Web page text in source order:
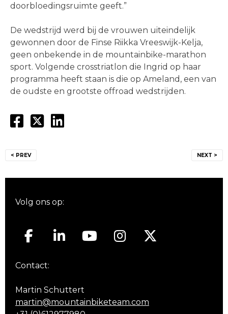
doorbloedingsruimte geeft.”
De wedstrijd werd bij de vrouwen uiteindelijk
gewonnen door de Finse Riikka Vreeswijk-Kelja,
geen onbekende in de mountainbike-marathon
sport. Volgende crosstriatlon die Ingrid op haar
programma heeft staan is die op Ameland, een van
de oudste en grootste offroad wedstrijden.
navigatie
< PREV NEXT >
Volg ons op:
Contact:
Martin Schuttert
martin@mountainbiketeam.com